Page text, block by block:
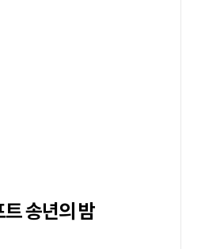
송년의 밤